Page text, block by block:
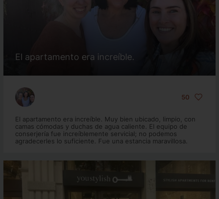
El apartamento era increíble.
50
El apartamento era increíble. Muy bien ubicado, limpio, con
camas cómodas y duchas de agua caliente. El equipo de
conserjería fue increíblemente servicial; no podemos
agradecerles lo suficiente. Fue una estancia maravillosa.